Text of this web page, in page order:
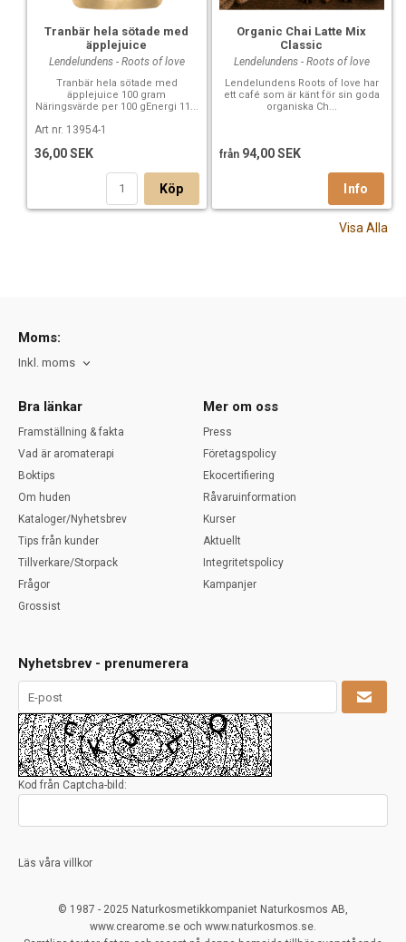
Tranbär hela sötade med
äpplejuice
Lendelundens - Roots of love
Tranbär hela sötade med
äpplejuice 100 gram
Näringsvärde per 100 gEnergi 11...
Art nr. 13954-1
36,00 SEK
Köp
Organic Chai Latte Mix
Classic
Lendelundens - Roots of love
Lendelundens Roots of love har
ett café som är känt för sin goda
organiska Ch...
från 94,00 SEK
Visa Alla
Moms:
Inkl. moms
Bra länkar
Framställning & fakta
Vad är aromaterapi
Boktips
Om huden
Kataloger/Nyhetsbrev
Tips från kunder
Tillverkare/Storpack
Frågor
Grossist
Mer om oss
Press
Företagspolicy
Ekocertifiering
Råvaruinformation
Kurser
Aktuellt
Integritetspolicy
Kampanjer
Nyhetsbrev - prenumerera
Kod från Captcha-bild:
Läs våra villkor
© 1987 - 2025 Naturkosmetikkompaniet Naturkosmos AB,
www.crearome.se och www.naturkosmos.se.